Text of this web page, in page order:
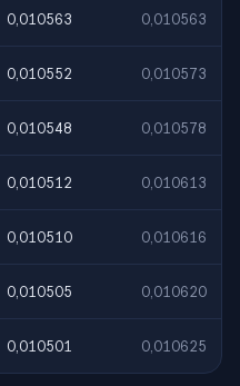
0,010563 0,010563
0,010552 0,010573
0,010548 0,010578
0,010512 0,010613
0,010510 0,010616
0,010505 0,010620
0,010501 0,010625